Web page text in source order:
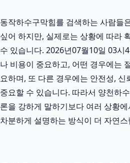
동작하수구막힘를 검색하는 사람들
싶어 하지만, 실제로는 상황에 따라
수 있습니다. 2026년07월10일 03시
나 비용이 중요하고, 어떤 경우에는
요하며, 또 다른 경우에는 안전성, 신
중요할 수 있습니다. 따라서 양천하
론을 강하게 말하기보다 여러 상황
차분하게 설명하는 방식이 더 자연